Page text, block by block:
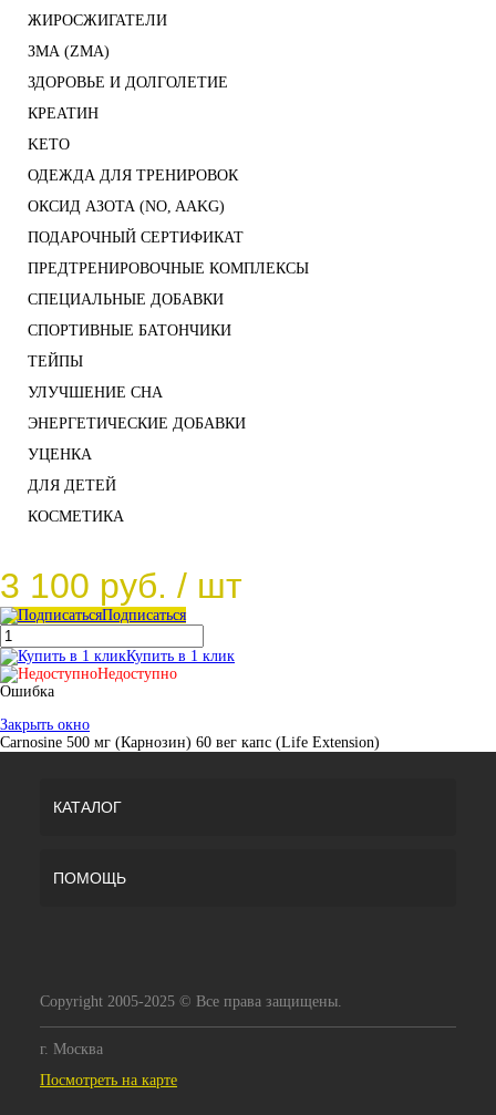
ЖИРОСЖИГАТЕЛИ
ЗМА (ZMA)
ЗДОРОВЬЕ И ДОЛГОЛЕТИЕ
КРЕАТИН
KETO
ОДЕЖДА ДЛЯ ТРЕНИРОВОК
ОКСИД АЗОТА (NO, AAKG)
ПОДАРОЧНЫЙ СЕРТИФИКАТ
ПРЕДТРЕНИРОВОЧНЫЕ КОМПЛЕКСЫ
СПЕЦИАЛЬНЫЕ ДОБАВКИ
СПОРТИВНЫЕ БАТОНЧИКИ
ТЕЙПЫ
УЛУЧШЕНИЕ СНА
ЭНЕРГЕТИЧЕСКИЕ ДОБАВКИ
УЦЕНКА
ДЛЯ ДЕТЕЙ
КОСМЕТИКА
3 100 руб. / шт
Подписаться
Купить в 1 клик
Недоступно
Ошибка
Закрыть окно
Carnosine 500 мг (Карнозин) 60 вег капс (Life Extension)
КАТАЛОГ
ПОМОЩЬ
Copyright 2005-2025 © Все права защищены.
г. Москва
Посмотреть на карте